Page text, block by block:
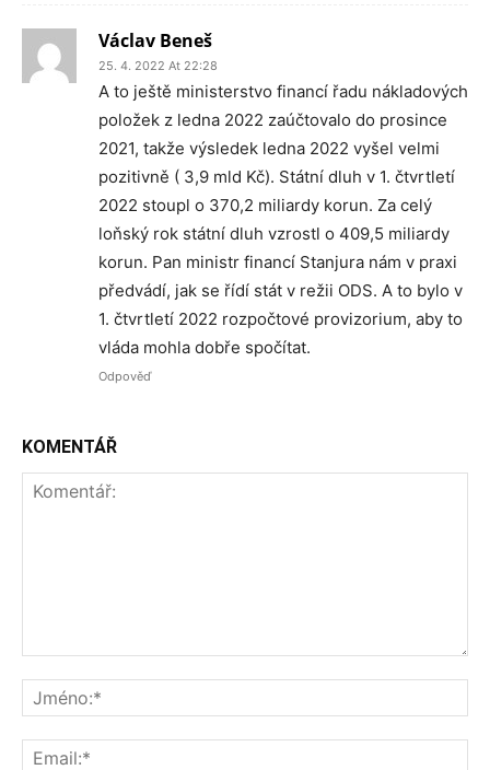
Václav Beneš
25. 4. 2022 At 22:28
A to ještě ministerstvo financí řadu nákladových
položek z ledna 2022 zaúčtovalo do prosince
2021, takže výsledek ledna 2022 vyšel velmi
pozitivně ( 3,9 mld Kč). Státní dluh v 1. čtvrtletí
2022 stoupl o 370,2 miliardy korun. Za celý
loňský rok státní dluh vzrostl o 409,5 miliardy
korun. Pan ministr financí Stanjura nám v praxi
předvádí, jak se řídí stát v režii ODS. A to bylo v
1. čtvrtletí 2022 rozpočtové provizorium, aby to
vláda mohla dobře spočítat.
Odpověď
KOMENTÁŘ